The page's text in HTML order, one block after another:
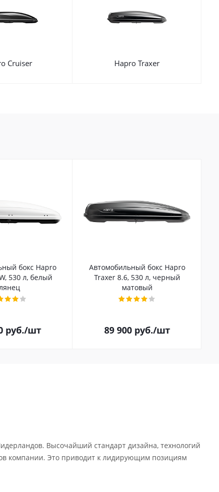
Cruiser Hapro Traxer
бокс Hapro
530 л, белый
руб./шт
Автомобильный бокс Hapro
Traxer 8.6, 530 л, черный
матовый
89 900руб./шт
Высочайший стандарт дизайна, технологий
компании. Это приводит к лидирующим позициям